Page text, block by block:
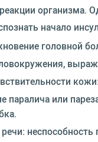
начало
головной
паралича или